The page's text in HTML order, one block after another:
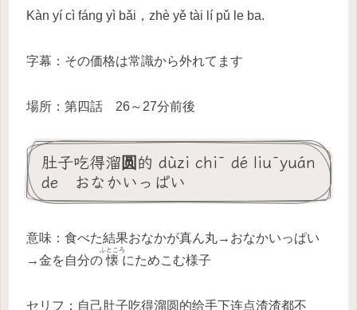
Kàn yí cì fáng yì bǎi，zhè yě tài lí pǔ le ba.
字幕：その価格は常識から外れてます
場所：第四話 26～27分前後
肚子吃得溜圆的 dùzi chī dé liūyuán
de おなかいっぱい
意味：食べた結果おなかが真ん丸→おなかいっぱい
→金を自分の 懐
ふところ
にためこむ様子
セリフ：自己肚子吃得溜圆的给手下连点渣渣都不